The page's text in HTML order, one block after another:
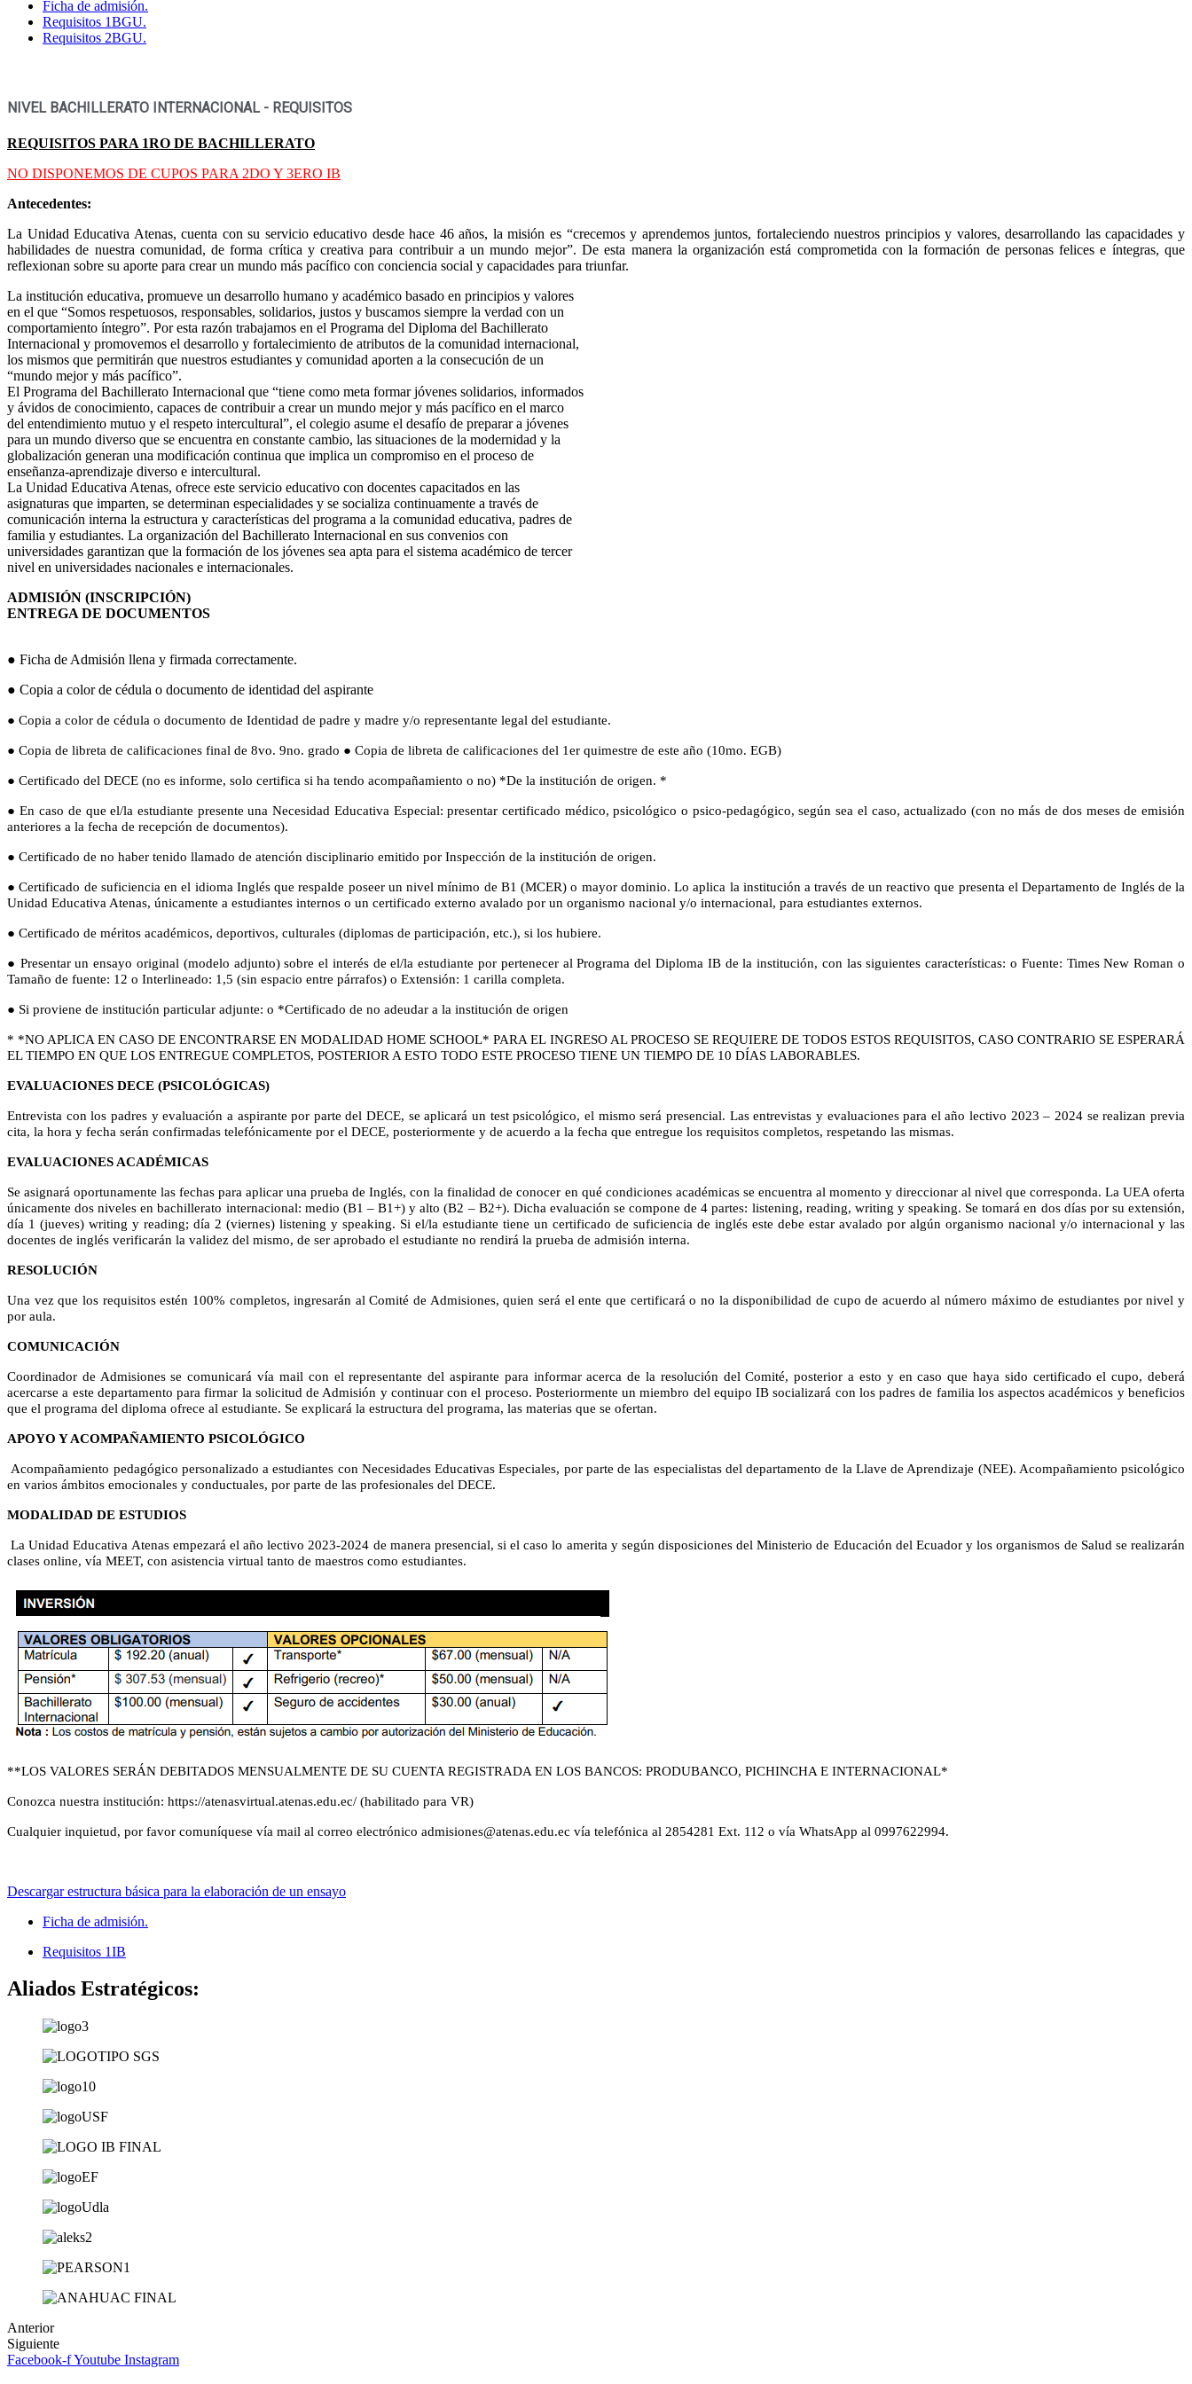
Ficha de admisión.
Requisitos 1BGU.
Requisitos 2BGU.
NIVEL BACHILLERATO INTERNACIONAL - REQUISITOS
REQUISITOS PARA 1RO DE BACHILLERATO
NO DISPONEMOS DE CUPOS PARA 2DO Y 3ERO IB
Antecedentes:
La Unidad Educativa Atenas, cuenta con su servicio educativo desde hace 46 años, la misión es “crecemos y aprendemos juntos, fortaleciendo nuestros principios y valores, desarrollando las capacidades y
habilidades de nuestra comunidad, de forma crítica y creativa para contribuir a un mundo mejor”. De esta manera la organización está comprometida con la formación de personas felices e íntegras, que
reflexionan sobre su aporte para crear un mundo más pacífico con conciencia social y capacidades para triunfar.
La institución educativa, promueve un desarrollo humano y académico basado en principios y valores
en el que “Somos respetuosos, responsables, solidarios, justos y buscamos siempre la verdad con un
comportamiento íntegro”. Por esta razón trabajamos en el Programa del Diploma del Bachillerato
Internacional y promovemos el desarrollo y fortalecimiento de atributos de la comunidad internacional,
los mismos que permitirán que nuestros estudiantes y comunidad aporten a la consecución de un
“mundo mejor y más pacífico”.
El Programa del Bachillerato Internacional que “tiene como meta formar jóvenes solidarios, informados
y ávidos de conocimiento, capaces de contribuir a crear un mundo mejor y más pacífico en el marco
del entendimiento mutuo y el respeto intercultural”, el colegio asume el desafío de preparar a jóvenes
para un mundo diverso que se encuentra en constante cambio, las situaciones de la modernidad y la
globalización generan una modificación continua que implica un compromiso en el proceso de
enseñanza-aprendizaje diverso e intercultural.
La Unidad Educativa Atenas, ofrece este servicio educativo con docentes capacitados en las
asignaturas que imparten, se determinan especialidades y se socializa continuamente a través de
comunicación interna la estructura y características del programa a la comunidad educativa, padres de
familia y estudiantes. La organización del Bachillerato Internacional en sus convenios con
universidades garantizan que la formación de los jóvenes sea apta para el sistema académico de tercer
nivel en universidades nacionales e internacionales.
ADMISIÓN (INSCRIPCIÓN)
ENTREGA DE DOCUMENTOS
● Ficha de Admisión llena y firmada correctamente.
● Copia a color de cédula o documento de identidad del aspirante
● Copia a color de cédula o documento de Identidad de padre y madre y/o representante legal del estudiante.
● Copia de libreta de calificaciones final de 8vo. 9no. grado ● Copia de libreta de calificaciones del 1er quimestre de este año (10mo. EGB)
● Certificado del DECE (no es informe, solo certifica si ha tendo acompañamiento o no) *De la institución de origen. *
● En caso de que el/la estudiante presente una Necesidad Educativa Especial: presentar certificado médico, psicológico o psico-pedagógico, según sea el caso, actualizado (con no más de dos meses de emisión
anteriores a la fecha de recepción de documentos).
● Certificado de no haber tenido llamado de atención disciplinario emitido por Inspección de la institución de origen.
● Certificado de suficiencia en el idioma Inglés que respalde poseer un nivel mínimo de B1 (MCER) o mayor dominio. Lo aplica la institución a través de un reactivo que presenta el Departamento de Inglés de la
Unidad Educativa Atenas, únicamente a estudiantes internos o un certificado externo avalado por un organismo nacional y/o internacional, para estudiantes externos.
● Certificado de méritos académicos, deportivos, culturales (diplomas de participación, etc.), si los hubiere.
● Presentar un ensayo original (modelo adjunto) sobre el interés de el/la estudiante por pertenecer al Programa del Diploma IB de la institución, con las siguientes características: o Fuente: Times New Roman o
Tamaño de fuente: 12 o Interlineado: 1,5 (sin espacio entre párrafos) o Extensión: 1 carilla completa.
● Si proviene de institución particular adjunte: o *Certificado de no adeudar a la institución de origen
* *NO APLICA EN CASO DE ENCONTRARSE EN MODALIDAD HOME SCHOOL* PARA EL INGRESO AL PROCESO SE REQUIERE DE TODOS ESTOS REQUISITOS, CASO CONTRARIO SE ESPERARÁ
EL TIEMPO EN QUE LOS ENTREGUE COMPLETOS, POSTERIOR A ESTO TODO ESTE PROCESO TIENE UN TIEMPO DE 10 DÍAS LABORABLES.
EVALUACIONES DECE (PSICOLÓGICAS)
Entrevista con los padres y evaluación a aspirante por parte del DECE, se aplicará un test psicológico, el mismo será presencial. Las entrevistas y evaluaciones para el año lectivo 2023 – 2024 se realizan previa
cita, la hora y fecha serán confirmadas telefónicamente por el DECE, posteriormente y de acuerdo a la fecha que entregue los requisitos completos, respetando las mismas.
EVALUACIONES ACADÉMICAS
Se asignará oportunamente las fechas para aplicar una prueba de Inglés, con la finalidad de conocer en qué condiciones académicas se encuentra al momento y direccionar al nivel que corresponda. La UEA oferta
únicamente dos niveles en bachillerato internacional: medio (B1 – B1+) y alto (B2 – B2+). Dicha evaluación se compone de 4 partes: listening, reading, writing y speaking. Se tomará en dos días por su extensión,
día 1 (jueves) writing y reading; día 2 (viernes) listening y speaking. Si el/la estudiante tiene un certificado de suficiencia de inglés este debe estar avalado por algún organismo nacional y/o internacional y las
docentes de inglés verificarán la validez del mismo, de ser aprobado el estudiante no rendirá la prueba de admisión interna.
RESOLUCIÓN
Una vez que los requisitos estén 100% completos, ingresarán al Comité de Admisiones, quien será el ente que certificará o no la disponibilidad de cupo de acuerdo al número máximo de estudiantes por nivel y
por aula.
COMUNICACIÓN
Coordinador de Admisiones se comunicará vía mail con el representante del aspirante para informar acerca de la resolución del Comité, posterior a esto y en caso que haya sido certificado el cupo, deberá
acercarse a este departamento para firmar la solicitud de Admisión y continuar con el proceso. Posteriormente un miembro del equipo IB socializará con los padres de familia los aspectos académicos y beneficios
que el programa del diploma ofrece al estudiante. Se explicará la estructura del programa, las materias que se ofertan.
APOYO Y ACOMPAÑAMIENTO PSICOLÓGICO
Acompañamiento pedagógico personalizado a estudiantes con Necesidades Educativas Especiales, por parte de las especialistas del departamento de la Llave de Aprendizaje (NEE). Acompañamiento psicológico
en varios ámbitos emocionales y conductuales, por parte de las profesionales del DECE.
MODALIDAD DE ESTUDIOS
La Unidad Educativa Atenas empezará el año lectivo 2023-2024 de manera presencial, si el caso lo amerita y según disposiciones del Ministerio de Educación del Ecuador y los organismos de Salud se realizarán
clases online, vía MEET, con asistencia virtual tanto de maestros como estudiantes.
**LOS VALORES SERÁN DEBITADOS MENSUALMENTE DE SU CUENTA REGISTRADA EN LOS BANCOS: PRODUBANCO, PICHINCHA E INTERNACIONAL*
Conozca nuestra institución: https://atenasvirtual.atenas.edu.ec/ (habilitado para VR)
Cualquier inquietud, por favor comuníquese vía mail al correo electrónico admisiones@atenas.edu.ec vía telefónica al 2854281 Ext. 112 o vía WhatsApp al 0997622994.
Descargar estructura básica para la elaboración de un ensayo
Ficha de admisión.
Requisitos 1IB
Aliados Estratégicos:
Anterior
Siguiente
Facebook-fYoutube Instagram